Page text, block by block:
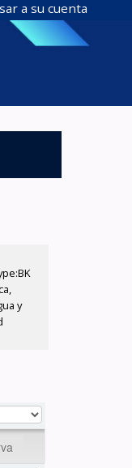
a su cuenta
y